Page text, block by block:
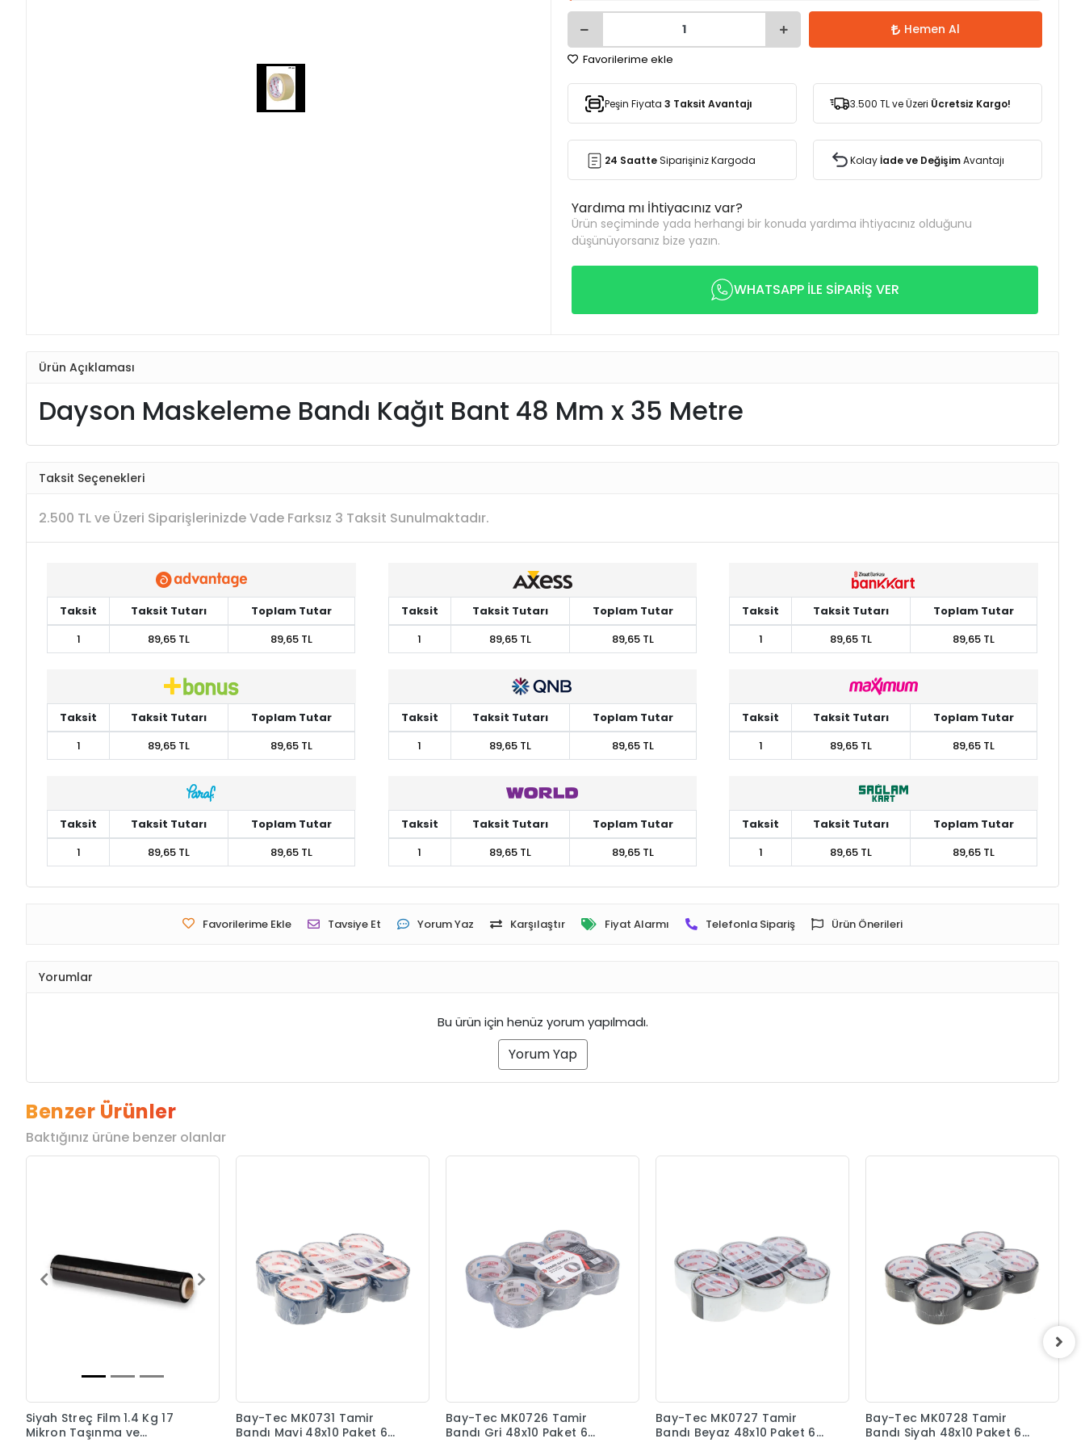
Hemen Al
Favorilerime ekle
Peşin Fiyata 3 Taksit Avantajı 3.500 TL ve Üzeri Ücretsiz Kargo!
24 SaatteSiparişiniz Kargoda Kolayİade ve DeğişimAvantajı
Yardıma mı İhtiyacınız var?
Ürün seçiminde yada herhangi bir konuda yardıma ihtiyacınız olduğunu
düşünüyorsanız bize yazın.
WHATSAPP İLE SİPARİŞ VER
Ürün Açıklaması
Dayson Maskeleme Bandı Kağıt Bant 48 Mm x 35 Metre
Taksit Seçenekleri
2.500 TL ve Üzeri Siparişlerinizde Vade Farksız 3 Taksit Sunulmaktadır.
Taksit Taksit Tutarı
Toplam Tutar
1
89,65 TL 89,65 TL
Taksit Taksit Tutarı
Toplam Tutar
1
89,65 TL 89,65 TL
Taksit Taksit Tutarı
Toplam Tutar
1
89,65 TL 89,65 TL
Taksit Taksit Tutarı
Toplam Tutar
1
89,65 TL 89,65 TL
Taksit Taksit Tutarı
Toplam Tutar
1
89,65 TL 89,65 TL
Taksit Taksit Tutarı
Toplam Tutar
1
89,65 TL 89,65 TL
Taksit Taksit Tutarı
Toplam Tutar
1
89,65 TL 89,65 TL
Taksit Taksit Tutarı
Toplam Tutar
1
89,65 TL 89,65 TL
Taksit Taksit Tutarı
Toplam Tutar
1
89,65 TL 89,65 TL
Favorilerime Ekle Tavsiye Et Yorum Yaz Karşılaştır Fiyat Alarmı Telefonla Sipariş Ürün Önerileri
Yorumlar
Bu ürün için henüz yorum yapılmadı.
Yorum Yap
Benzer Ürünler
Baktığınız ürüne benzer olanlar
Siyah Streç Film 1.4 Kg 17
Mikron Taşınma ve
Bay-Tec MK0731 Tamir
Bandı Mavi 48x10 Paket 6
Bay-Tec MK0726 Tamir
Bandı Gri 48x10 Paket 6
Bay-Tec MK0727 Tamir
Bandı Beyaz 48x10 Paket 6
Bay-Tec MK0728 Tamir
Bandı Siyah 48x10 Paket 6